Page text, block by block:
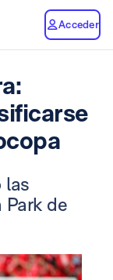
Acceder
las
Park de